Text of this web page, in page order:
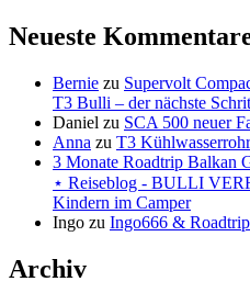
Neueste
Bernie zu Supervolt
T3 Bulli – der nächste
Daniel zu SCA 500 neuer
Anna zu T3
3 Monate Roadtrip Balkan
⋆ Reiseblog - BULLI
Kindern im Camper
Ingo zu Ingo666 &
Archiv